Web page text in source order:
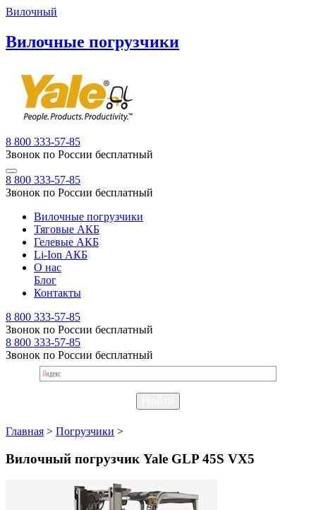
Вилочный
Вилочные погрузчики
8 800 333-57-85
Звонок по России бесплатный
8 800 333-57-85
Звонок по России бесплатный
Вилочные погрузчики
Тяговые АКБ
Гелевые АКБ
Li-Ion АКБ
О нас
Блог
Контакты
8 800 333-57-85
Звонок по России бесплатный
8 800 333-57-85
Звонок по России бесплатный
Главная > Погрузчики >
Вилочный погрузчик Yale GLP 45S VX5